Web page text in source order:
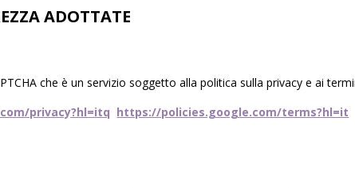
ADOTTATE
che è un servizio soggetto alla politica sulla privacy e ai
privacy?hl=itq https://policies.google.com/terms?hl=it